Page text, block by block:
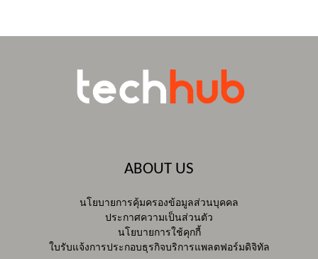
ABOUT US
นโยบายการคุ้มครองข้อมูลส่วนบุคคล
ประกาศความเป็นส่วนตัว
นโยบายการใช้คุกกี้
ใบรับแจ้งการประกอบธุรกิจบริการแพลตฟอร์มดิจิทัล